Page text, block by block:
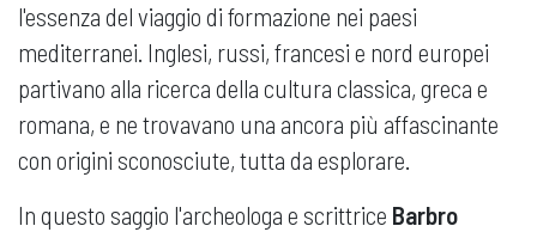
l'essenza del viaggio di formazione nei paesi
mediterranei. Inglesi, russi, francesi e nord europei
partivano alla ricerca della cultura classica, greca e
romana, e ne trovavano una ancora più affascinante
con origini sconosciute, tutta da esplorare.
In questo saggio l'archeologa e scrittrice Barbro